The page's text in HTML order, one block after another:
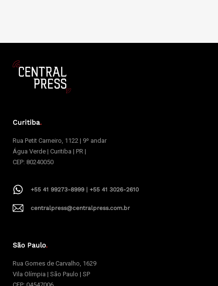
Curitiba.
Rua Petit Carneiro, 1122 | 9º andar
Água Verde | Curitiba | PR |
CEP: 80240050
+55 41 99273-8999 | +55 41 3026-2610
centralpress@centralpress.com.br
São Paulo.
Rua Gomes de Carvalho, 1629
Vila Olímpia | São Paulo | SP